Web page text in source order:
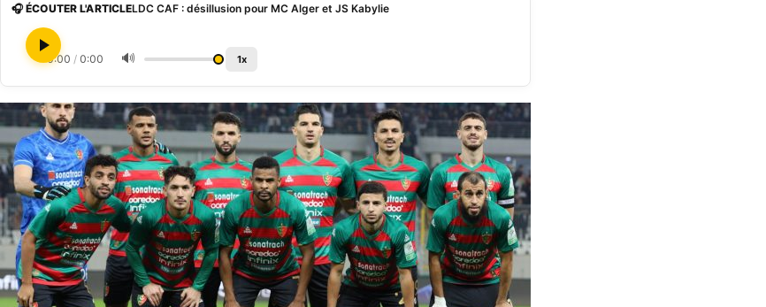
🎧 ÉCOUTER L'ARTICLELDC CAF : désillusion pour MC Alger et JS Kabylie
0:00 / 0:00 🔊 1x